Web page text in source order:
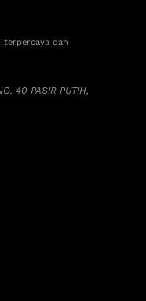
dan
40 PASIR PUTIH,